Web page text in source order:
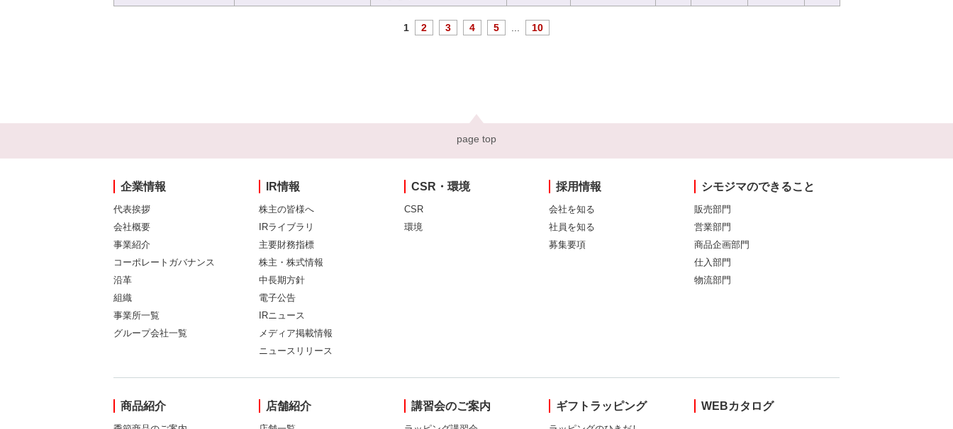
1 2 3 4 5 10
page top
企業情報
代表挨拶
会社概要
事業紹介
コーポレートガバナンス
沿革
組織
事業所一覧
グループ会社一覧
IR情報
株主の皆様へ
IRライブラリ
主要財務指標
株主・株式情報
中長期方針
電子公告
IRニュース
メディア掲載情報
ニュースリリース
CSR・環境
CSR
環境
採用情報
会社を知る
社員を知る
募集要項
シモジマのできること
販売部門
営業部門
商品企画部門
仕入部門
物流部門
商品紹介 店舗紹介 講習会のご案内 ギフトラッピング WEBカタログ